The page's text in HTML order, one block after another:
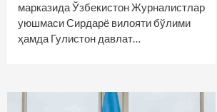
марказида Ўзбекистон Журналистлар
уюшмаси Сирдарё вилояти бўлими
ҳамда Гулистон давлат…